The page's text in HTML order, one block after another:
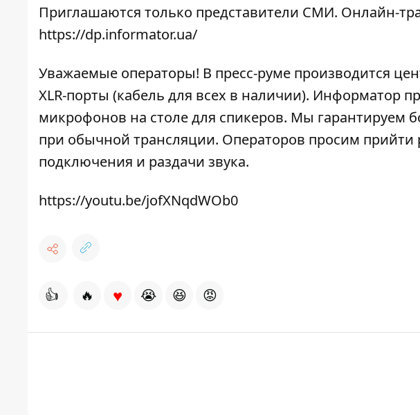
Приглашаются только представители СМИ. Онлайн-
https://dp.informator.ua/
Уважаемые операторы! В пресс-руме производится
XLR-порты (кабель для всех в наличии). Информатор
микрофонов на столе для спикеров. Мы гарантируем
при обычной трансляции. Операторов просим прийти
подключения и раздачи звука.
https://youtu.be/jofXNqdWOb0
👍 🔥 ♥ 😭 😆 😡